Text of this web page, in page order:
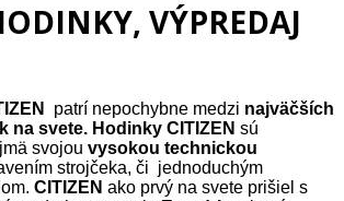
VÝPREDAJ
patrí nepochybne medzi najväčších
na svete. Hodinky CITIZEN sú
svojou vysokou technickou
strojčeka, či  jednoduchým
CITIZEN ako prvý na svete prišiel s